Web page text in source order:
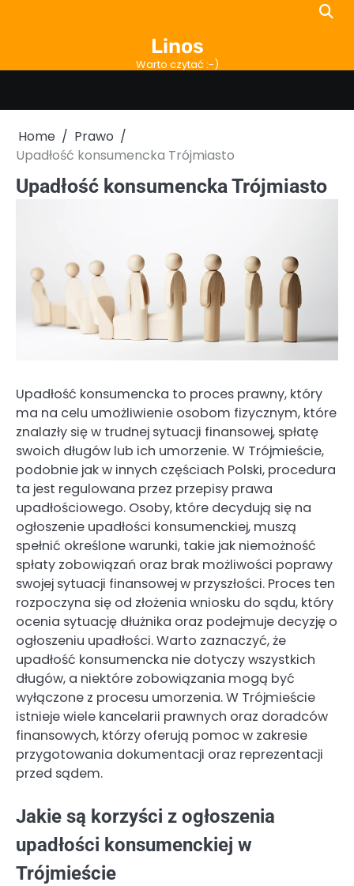
Linos
Warto czytać :-)
Home
Prawo
Upadłość konsumencka Trójmiasto
Upadłość konsumencka Trójmiasto
Upadłość konsumencka to proces prawny, który
ma na celu umożliwienie osobom fizycznym, które
znalazły się w trudnej sytuacji finansowej, spłatę
swoich długów lub ich umorzenie. W Trójmieście,
podobnie jak w innych częściach Polski, procedura
ta jest regulowana przez przepisy prawa
upadłościowego. Osoby, które decydują się na
ogłoszenie upadłości konsumenckiej, muszą
spełnić określone warunki, takie jak niemożność
spłaty zobowiązań oraz brak możliwości poprawy
swojej sytuacji finansowej w przyszłości. Proces ten
rozpoczyna się od złożenia wniosku do sądu, który
ocenia sytuację dłużnika oraz podejmuje decyzję o
ogłoszeniu upadłości. Warto zaznaczyć, że
upadłość konsumencka nie dotyczy wszystkich
długów, a niektóre zobowiązania mogą być
wyłączone z procesu umorzenia. W Trójmieście
istnieje wiele kancelarii prawnych oraz doradców
finansowych, którzy oferują pomoc w zakresie
przygotowania dokumentacji oraz reprezentacji
przed sądem.
Jakie są korzyści z ogłoszenia
upadłości konsumenckiej w
Trójmieście